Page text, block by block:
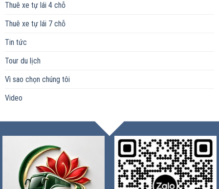
Thuê xe tự lái 4 chỗ
Thuê xe tự lái 7 chỗ
Tin tức
Tour du lịch
Vì sao chọn chúng tôi
Video